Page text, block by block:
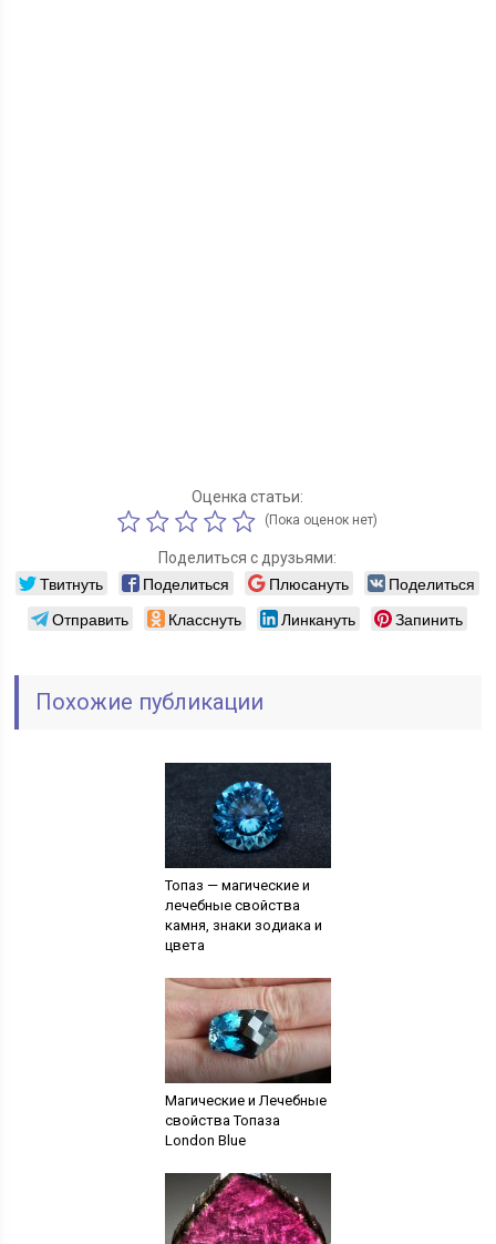
Оценка статьи:
(Пока оценок нет)
Поделиться с друзьями:
Твитнуть Поделиться Плюсануть
Поделиться
Отправить
Класснуть Линкануть Запинить
Похожие публикации
Топаз — магические и
лечебные свойства
камня, знаки зодиака и
цвета
Магические и Лечебные
свойства Топаза
London Blue